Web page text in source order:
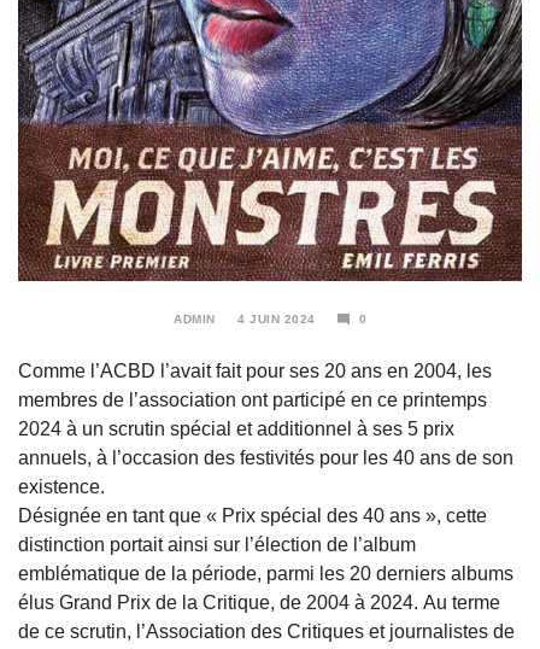
ADMIN
4 JUIN 2024
2024
0
Comme l’ACBD l’avait fait pour ses 20 ans en 2004, les
membres de l’association ont participé en ce printemps
2024 à un scrutin spécial et additionnel à ses 5 prix
annuels, à l’occasion des festivités pour les 40 ans de son
existence.
Désignée en tant que « Prix spécial des 40 ans », cette
distinction portait ainsi sur l’élection de l’album
emblématique de la période, parmi les 20 derniers albums
élus Grand Prix de la Critique, de 2004 à 2024. Au terme
de ce scrutin, l’Association des Critiques et journalistes de